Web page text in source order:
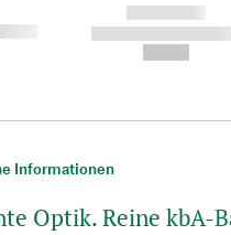
------------
----------- -----------
Informationen
Optik. Reine kbA-